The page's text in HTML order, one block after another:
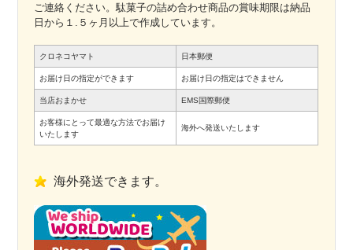
ご連絡ください。駄菓子の詰め合わせ商品の賞味期限は納品
日から１.５ヶ月以上で作成しています。
クロネコヤマト 日本郵便
お届け日の指定ができます お届け日の指定はできません
当店おまかせ EMS国際郵便
お客様にとって最適な方法でお届け
いたします
海外へ発送いたします
海外発送できます。